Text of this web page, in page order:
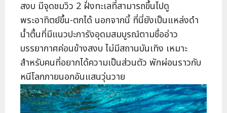
สงบ มีจุดชมวิว 2 ฝั่งทะเลที่สามารถขึ้นไปดู
พระอาทิตย์ขึ้น-ตกได้ นอกจากนี้ ที่นี่ยังเป็นแหล่งดำ
น้ำตื้นที่มีแนวปะการังอุดมสมบูรณ์ตามชื่ออ่าว
บรรยากาศค่อนข้างสงบ ไม่มีสถานบันเทิง เหมาะ
สำหรับคนที่อยากได้ความเป็นส่วนตัว พักผ่อนราวกับ
หนีโลกภายนอกอันแสนวุ่นวาย